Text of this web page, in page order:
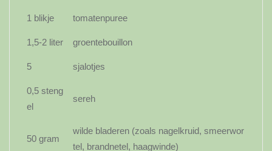
1 blikje tomatenpuree
1,5-2 liter groentebouillon
5 sjalotjes
0,5 steng
el
sereh
50 gram
wilde bladeren (zoals nagelkruid, smeerwor
tel, brandnetel, haagwinde)